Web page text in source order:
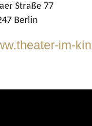
Straße 77
Berlin
im-